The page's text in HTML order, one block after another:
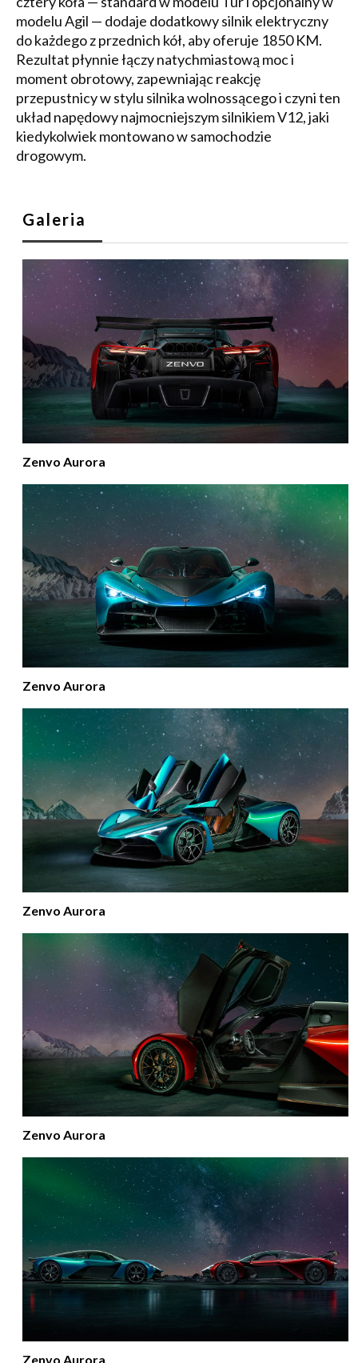
modelu Agil — dodaje dodatkowy silnik elektryczny
do każdego z przednich kół, aby oferuje 1850 KM.
Rezultat płynnie łączy natychmiastową moc i
moment obrotowy, zapewniając reakcję
przepustnicy w stylu silnika wolnossącego i czyni ten
układ napędowy najmocniejszym silnikiem V12, jaki
kiedykolwiek montowano w samochodzie
drogowym.
Galeria
Zenvo Aurora
Zenvo Aurora
Zenvo Aurora
Zenvo Aurora
Zenvo Aurora